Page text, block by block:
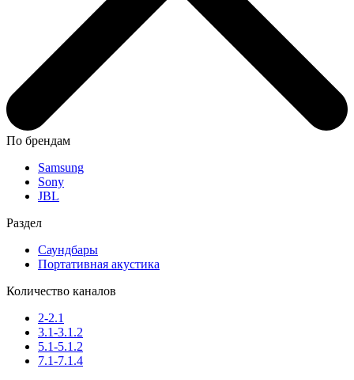
По брендам
Samsung
Sony
JBL
Раздел
Саундбары
Портативная акустика
Количество каналов
2-2.1
3.1-3.1.2
5.1-5.1.2
7.1-7.1.4